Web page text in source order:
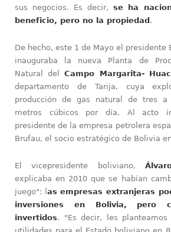
sus negocios. Es decir, se ha
beneficio, pero no la propiedad.
De hecho, este 1 de Mayo el presidente
inauguraba la nueva Planta de
Natural del Campo Margarita-
departamento de Tarija, cuya
producción de gas natural de tres
metros cúbicos por día. Al acto
presidente de la empresa petrolera
Brufau, el socio estratégico de Bolivia
El vicepresidente boliviano,
explicaba en 2010 que se habían
juego": l as empresas extranjeras
inversiones en Bolivia, pero
invertidos. "Es decir, les